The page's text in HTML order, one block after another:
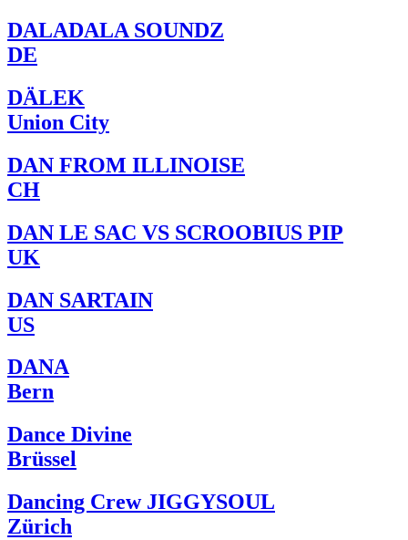
DALADALA SOUNDZ
DE
DÄLEK
Union City
DAN FROM ILLINOISE
CH
DAN LE SAC VS SCROOBIUS PIP
UK
DAN SARTAIN
US
DANA
Bern
Dance Divine
Brüssel
Dancing Crew JIGGYSOUL
Zürich